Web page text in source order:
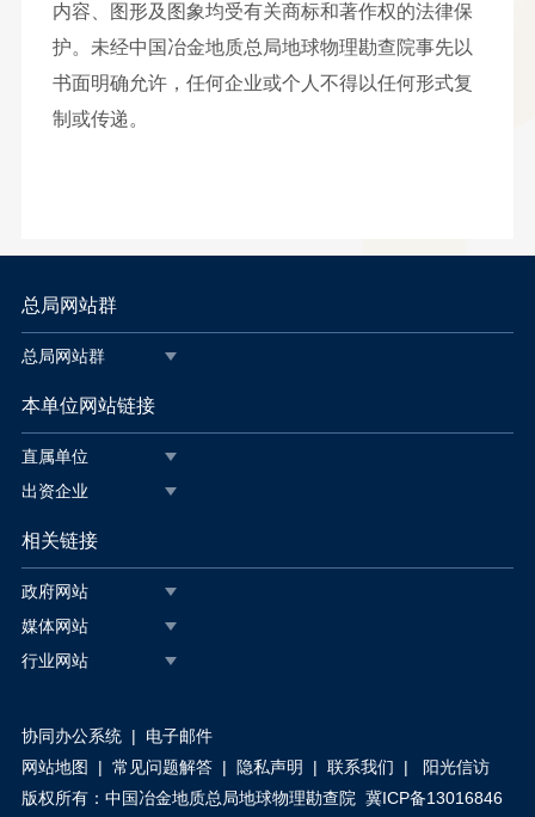
内容、图形及图象均受有关商标和著作权的法律保
护。未经中国冶金地质总局地球物理勘查院事先以
书面明确允许，任何企业或个人不得以任何形式复
制或传递。
总局网站群
总局网站群
本单位网站链接
直属单位
出资企业
相关链接
政府网站
媒体网站
行业网站
协同办公系统| 电子邮件
网站地图
| 常见问题解答| 隐私声明 | 联系我们 |
阳光信访
版权所有： 中国冶金地质总局地球物理勘查院 冀ICP备13016846